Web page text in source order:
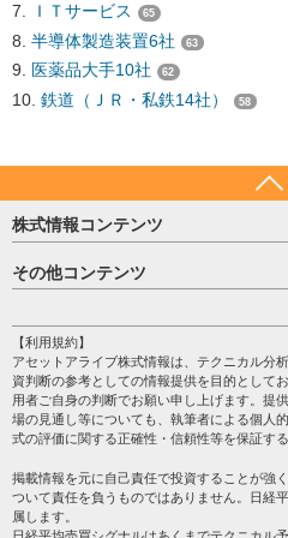
ＩＴサービス 65
半導体製造装置6社 63
医薬品大手10社 62
鉄道（ＪＲ・私鉄14社） 58
株式情報コンテンツ
日経平均
売買シグナル
株テーマ情報
海外市況
投資カレンダー
格付け情報
その他コンテンツ
個人情報保護方針
プライバシーポリシー
会社案内
サイトマップ
過去データ
【利用規約】
アセットアライブ株式情報は、テクニカル分
資判断の参考としての情報提供を目的として
用者ご自身の判断でお願い申し上げます。提
場の見通し等についても、執筆者による個人
式の評価に関する正確性・信頼性等を保証す
掲載情報を元に自己責任で投資することが強
ついて責任を負うものではありません。日経
属します。